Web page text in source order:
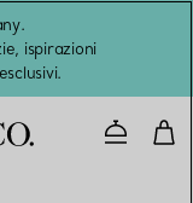
ispirazioni